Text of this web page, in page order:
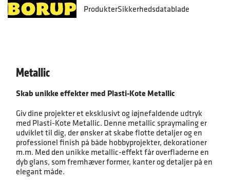
ProdukterSikkerhedsdatablade
Metallic
Skab unikke effekter med Plasti-Kote Metallic
Giv dine projekter et eksklusivt og iøjnefaldende udtryk
med Plasti-Kote Metallic. Denne metallic spraymaling er
udviklet til dig, der ønsker at skabe flotte detaljer og en
professionel finish på både hobbyprojekter, dekorationer
m.m. Med den unikke metallic-effekt får overfladerne en
dyb glans, som fremhæver former, kanter og detaljer på en
elegant måde.